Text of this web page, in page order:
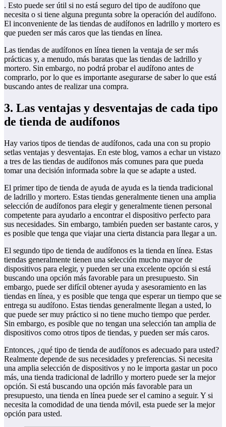
. Esto puede ser útil si no está seguro del tipo de audífono que
necesita o si tiene alguna pregunta sobre la operación del audífono.
El inconveniente de las tiendas de audífonos en ladrillo y mortero es
que pueden ser más caros que las tiendas en línea.
Las tiendas de audífonos en línea tienen la ventaja de ser más
prácticas y, a menudo, más baratas que las tiendas de ladrillo y
mortero. Sin embargo, no podrá probar el audífono antes de
comprarlo, por lo que es importante asegurarse de saber lo que está
buscando antes de realizar una compra.
3. Las ventajas y desventajas de cada tipo
de tienda de audífonos
Hay varios tipos de tiendas de audífonos, cada una con su propio
setlas ventajas y desventajas. En este blog, vamos a echar un vistazo
a tres de las tiendas de audífonos más comunes para que pueda
tomar una decisión informada sobre la que se adapte a usted.
El primer tipo de tienda de ayuda de ayuda es la tienda tradicional
de ladrillo y mortero. Estas tiendas generalmente tienen una amplia
selección de audífonos para elegir y generalmente tienen personal
competente para ayudarlo a encontrar el dispositivo perfecto para
sus necesidades. Sin embargo, también pueden ser bastante caros, y
es posible que tenga que viajar una cierta distancia para llegar a un.
El segundo tipo de tienda de audífonos es la tienda en línea. Estas
tiendas generalmente tienen una selección mucho mayor de
dispositivos para elegir, y pueden ser una excelente opción si está
buscando una opción más favorable para un presupuesto. Sin
embargo, puede ser difícil obtener ayuda y asesoramiento en las
tiendas en línea, y es posible que tenga que esperar un tiempo que se
entrega su audífono. Estas tiendas generalmente llegan a usted, lo
que puede ser muy práctico si no tiene mucho tiempo que perder.
Sin embargo, es posible que no tengan una selección tan amplia de
dispositivos como otros tipos de tiendas, y pueden ser más caros.
Entonces, ¿qué tipo de tienda de audífonos es adecuado para usted?
Realmente depende de sus necesidades y preferencias. Si necesita
una amplia selección de dispositivos y no le importa gastar un poco
más, una tienda tradicional de ladrillo y mortero puede ser la mejor
opción. Si está buscando una opción más favorable para un
presupuesto, una tienda en línea puede ser el camino a seguir. Y si
necesita la comodidad de una tienda móvil, esta puede ser la mejor
opción para usted.